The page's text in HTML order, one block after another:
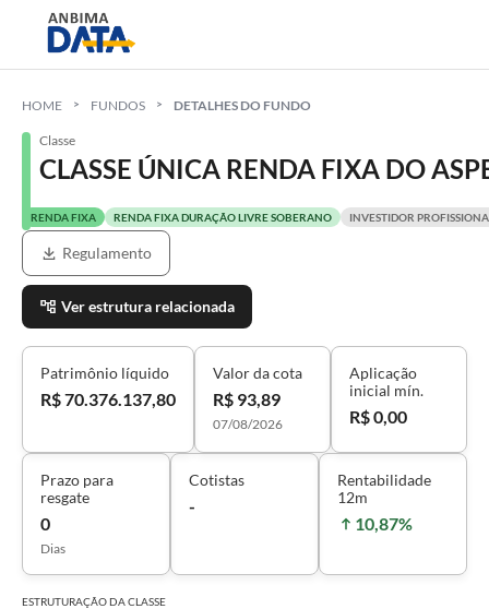
HOME FUNDOS DETALHES DO FUNDO
Classe
CLASSE ÚNICA RENDA FIXA DO
RENDA FIXA RENDA FIXA DURAÇÃO LIVRE SOBERANO INVESTIDOR
Regulamento
Ver estrutura relacionada
Patrimônio líquido
R$ 70.376.137,80
Valor da cota
R$ 93,89
07/08/2026
Aplicação
inicial mín.
R$ 0,00
Prazo para
resgate
0
Dias
Cotistas
-
Rentabilidade
12m
10,87%
ESTRUTURAÇÃO DACLASSE